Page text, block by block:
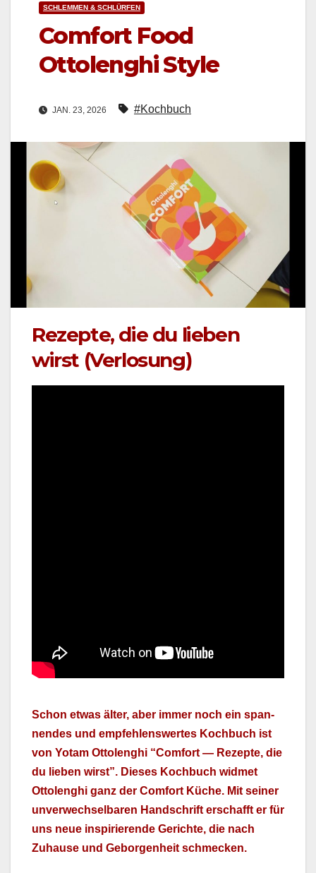
SCHLEMMEN & SCHLÜRFEN
Comfort Food
Ottolenghi Style
JAN. 23, 2026 #Kochbuch
Rezepte, die du lieben
wirst (Verlosung)
Schon etwas älter, aber immer noch ein span­
nen­des und empfehlenswertes Kochbuch ist
von Yotam Ottolenghi “Com­fort — Rezepte, die
du lieben wirst”. Dieses Kochbuch wid­met
Ottolenghi ganz der Com­fort Küche. Mit sein­er
unver­wech­sel­baren Hand­schrift erschafft er für
uns neue inspiri­erende Gerichte, die nach
Zuhause und Gebor­gen­heit schmeck­en.